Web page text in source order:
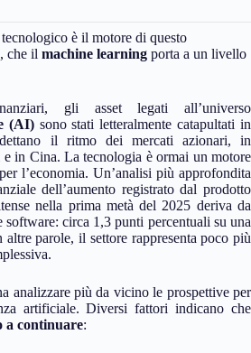
è il motore di questo
che il machine learning porta a un livello
gli asset legati all’universo
(AI)sono stati letteralmente catapultati in
il ritmo dei mercati azionari, in
in Cina. La tecnologia è ormai un motore
l’economia. Un’analisi più approfondita
dell’aumento registrato dal prodotto
nella prima metà del 2025 deriva da
circa 1,3 punti percentuali su una
altre parole, il settore rappresenta poco più
analizzare più da vicino le prospettive per
artificiale. Diversi fattori indicano che
a continuare: